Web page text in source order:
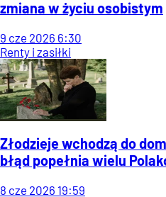
zmiana w życiu osobistym
9 cze 2026 6:30
Renty i zasiłki
Złodzieje wchodzą do
błąd popełnia wielu
8 cze 2026 19:59